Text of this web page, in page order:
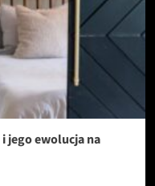
jego ewolucja na